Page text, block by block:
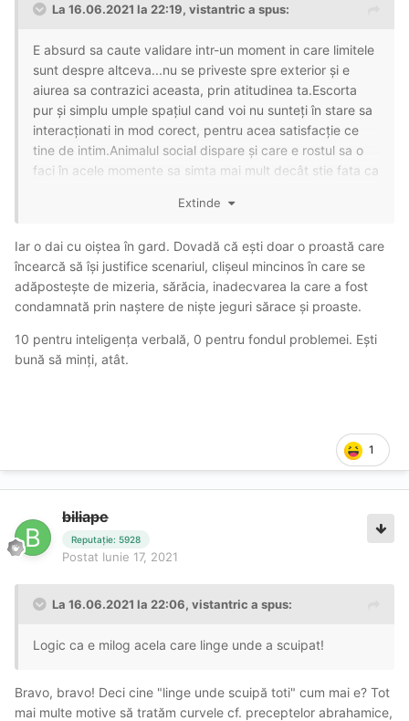
La 16.06.2021 la 22:19, vistantric a spus:
E absurd sa caute validare intr-un moment in care limitele
sunt despre altceva...nu se priveste spre exterior și e
aiurea sa contrazici aceasta, prin atitudinea ta.Escorta
pur și simplu umple spațiul cand voi nu sunteți în stare sa
interacționati in mod corect, pentru acea satisfacție ce
tine de intim.Animalul social dispare și care e rostul sa o
faci în acele momente sa simta mai mult decât stie fata ca
deveniți ridicoli in fața acestor fete pe care le vedeți mai
întotdeauna!
Extinde
Iar o dai cu oiștea în gard. Dovadă că ești doar o proastă care
încearcă să își justifice scenariul, clișeul mincinos în care se
adăpostește de mizeria, sărăcia, inadecvarea la care a fost
condamnată prin naștere de niște jeguri sărace și proaste.
10 pentru inteligența verbală, 0 pentru fondul problemei. Ești
bună să minți, atât.
1
biliape
Reputație: 5928
Postat Iunie 17, 2021
La 16.06.2021 la 22:06, vistantric a spus:
Logic ca e milog acela care linge unde a scuipat!
Bravo, bravo! Deci cine "linge unde scuipă toti" cum mai e? Tot
mai multe motive să tratăm curvele cf. preceptelor abrahamice,